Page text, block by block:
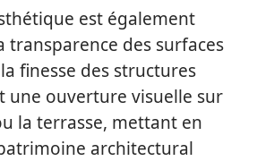
est également
transparence des surfaces
finesse des structures
une ouverture visuelle sur
la terrasse, mettant en
architectural